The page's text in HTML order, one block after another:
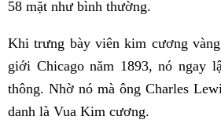
58 mặt như bình thường.
Khi trưng bày viên kim cương
giới Chicago năm 1893, nó ngay
thông. Nhờ nó mà ông Charles
danh là Vua Kim cương.